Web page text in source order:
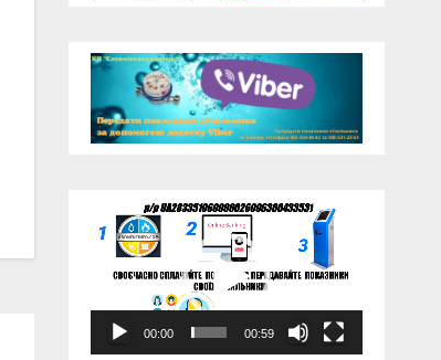
Відеопрогравач
00:00 00:59